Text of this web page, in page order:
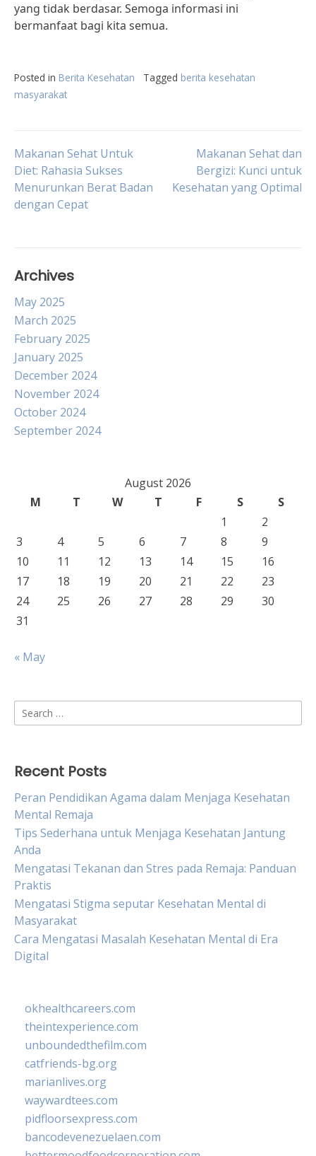
yang tidak berdasar. Semoga informasi ini
bermanfaat bagi kita semua.
Posted in Berita Kesehatan Tagged berita kesehatan
masyarakat
Post
navigation
Makanan Sehat Untuk
Diet: Rahasia Sukses
Menurunkan Berat Badan
dengan Cepat
Makanan Sehat dan
Bergizi: Kunci untuk
Kesehatan yang Optimal
Archives
May 2025
March 2025
February 2025
January 2025
December 2024
November 2024
October 2024
September 2024
August 2026
M
T W T F S
S
1
2
3
4 5 6 7 8
9
10
11 12 13 14 15
16
17
18 19 20 21 22
23
24
25 26 27 28 29
30
31
« May
Search
for:
Recent Posts
Peran Pendidikan Agama dalam Menjaga Kesehatan
Mental Remaja
Tips Sederhana untuk Menjaga Kesehatan Jantung
Anda
Mengatasi Tekanan dan Stres pada Remaja: Panduan
Praktis
Mengatasi Stigma seputar Kesehatan Mental di
Masyarakat
Cara Mengatasi Masalah Kesehatan Mental di Era
Digital
okhealthcareers.com
theintexperience.com
unboundedthefilm.com
catfriends-bg.org
marianlives.org
waywardtees.com
pidfloorsexpress.com
bancodevenezuelaen.com